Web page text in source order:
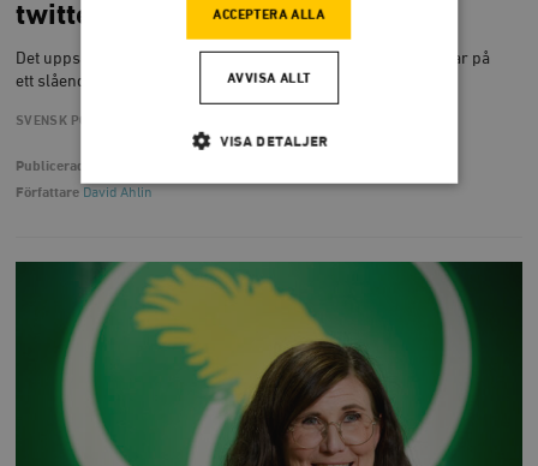
twitter
Det uppskruvade tonläget från ledande socialdemokrater visar på
ett slående ointresse för väljarna.
SVENSK POLITIK
Publicerad
Författare David Ahlin
ACCEPTERA ALLA
AVVISA ALLT
VISA DETALJER
Marknadsföring Funktioner
Strikt nödvändiga kakor tillåter
kärnwebbplatsfunktioner som användarinloggning
och kontohantering. Webbplatsen kan inte användas
ordentligt utan strikt nödvändiga cookies.
Leverantör
/ Domän
woocommerce_cart_hash
Automattic